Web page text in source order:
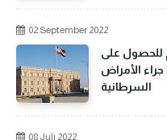
02 September 2022
للحصول على
الأمراض
السرطانية
08 Juli 2022